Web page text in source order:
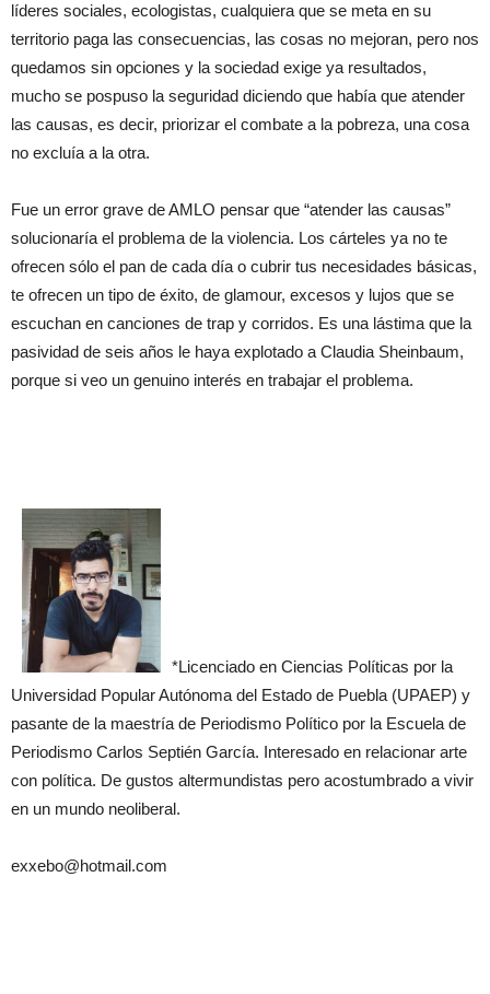
líderes sociales, ecologistas, cualquiera que se meta en su
territorio paga las consecuencias, las cosas no mejoran, pero nos
quedamos sin opciones y la sociedad exige ya resultados,
mucho se pospuso la seguridad diciendo que había que atender
las causas, es decir, priorizar el combate a la pobreza, una cosa
no excluía a la otra.
Fue un error grave de AMLO pensar que “atender las causas”
solucionaría el problema de la violencia. Los cárteles ya no te
ofrecen sólo el pan de cada día o cubrir tus necesidades básicas,
te ofrecen un tipo de éxito, de glamour, excesos y lujos que se
escuchan en canciones de trap y corridos. Es una lástima que la
pasividad de seis años le haya explotado a Claudia Sheinbaum,
porque si veo un genuino interés en trabajar el problema.
*Licenciado en Ciencias Políticas por la
Universidad Popular Autónoma del Estado de Puebla (UPAEP) y
pasante de la maestría de Periodismo Político por la Escuela de
Periodismo Carlos Septién García. Interesado en relacionar arte
con política. De gustos altermundistas pero acostumbrado a vivir
en un mundo neoliberal.
exxebo@hotmail.com